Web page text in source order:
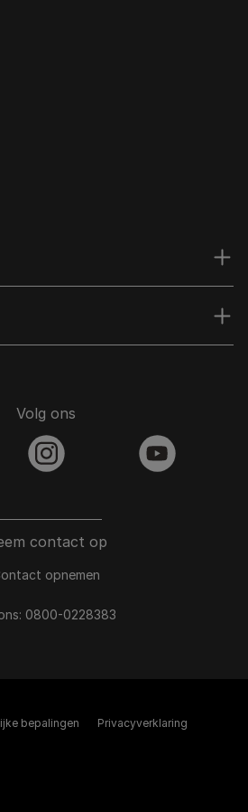
contact op
opnemen
0800-0228383
Volg ons
instagram youtube
bepalingen​ Privacyverklaring